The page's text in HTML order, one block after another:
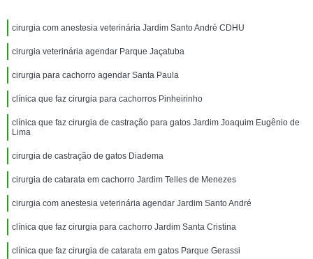
cirurgia com anestesia veterinária Jardim Santo André CDHU
cirurgia veterinária agendar Parque Jaçatuba
cirurgia para cachorro agendar Santa Paula
clínica que faz cirurgia para cachorros Pinheirinho
clínica que faz cirurgia de castração para gatos Jardim Joaquim Eugênio de
Lima
cirurgia de castração de gatos Diadema
cirurgia de catarata em cachorro Jardim Telles de Menezes
cirurgia com anestesia veterinária agendar Jardim Santo André
clínica que faz cirurgia para cachorro Jardim Santa Cristina
clínica que faz cirurgia de catarata em gatos Parque Gerassi